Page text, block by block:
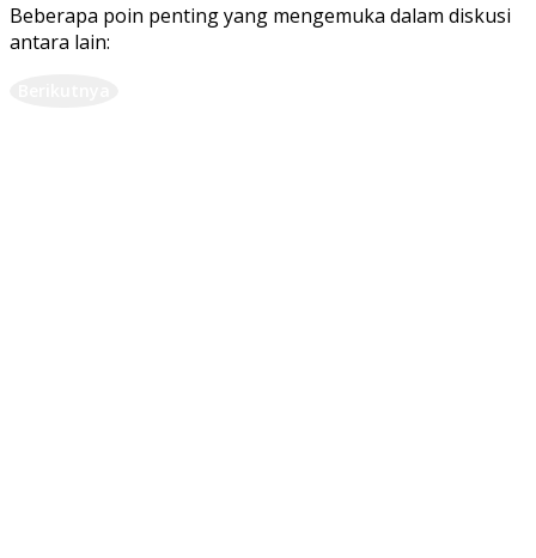
Beberapa poin penting yang mengemuka dalam diskusi
antara lain: